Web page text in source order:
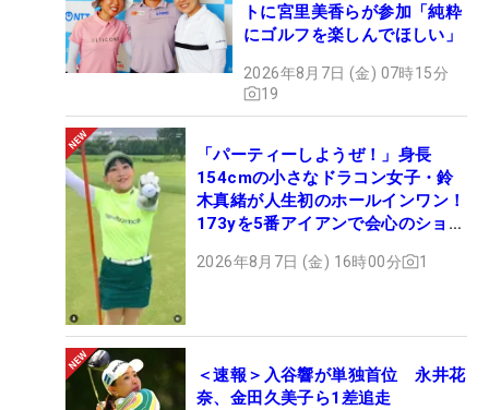
トに宮里美香らが参加「純粋
にゴルフを楽しんでほしい」
2026年8月7日 (金) 07時15分
19
「パーティーしようぜ！」身長
154cmの小さなドラコン女子・鈴
木真緒が人生初のホールインワン！
173yを5番アイアンで会心のショッ
2026年8月7日 (金) 16時00分 1
＜速報＞入谷響が単独首位 永井花
奈、金田久美子ら1差追走